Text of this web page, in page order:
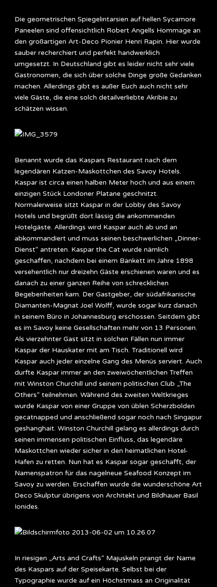
Die geometrischen Spiegelintarsien auf hellen Sycamore
Paneelen sind offensichtlich Robert Angells Hommage an
den großartigen Art-Deco Pionier Henri Rapin. Hier wurde
sauber recherchiert und perfekt handwerklich
umgesetzt. In Deutschland gibt es leider nicht sehr viele
Gastronomen, die sich über solche Dinge große Gedanken
machen. Allerdings gibt es außer Euch auch nicht sehr
viele Gäste, die eine solch detailverliebte Akribie zu
schätzen wissen.
Benannt wurde das Kaspars Restaurant nach dem
legendären Katzen-Maskottchen des Savoy Hotels.
Kaspar ist circa einen halben Meter hoch und aus einem
einzigen Stück Londoner Platane geschnitzt.
Normalerweise sitzt Kaspar in der Lobby des Savoy
Hotels und begrüßt dort lässig die ankommenden
Hotelgäste. Allerdings wird Kaspar auch ab und an
abkommandiert und muss seinen beschwerlichen „Dinner-
Dienst“ antreten. Kaspar the Cat wurde nämlich
geschaffen, nachdem bei einem Bankett im Jahre 1898
versehentlich nur dreizehn Gäste erschienen waren und es
danach zu einer ganzen Reihe von schrecklichen
Begebenheiten kam. Der Gastgeber, der südafrikanische
Diamanten-Magnat Joel Wolff, wurde sogar kurz danach
in seinem Büro in Johannesburg erschossen. Seitdem gibt
es im Savoy keine Gesellschaften mehr von 13 Personen.
Als vierzehnter Gast sitzt in solchen Fällen nun immer
Kaspar der Hauskater mit am Tisch. Traditionell wird
Kaspar auch jeder einzelne Gang des Menüs serviert. Auch
durfte Kaspar immer an den zweiwöchentlichen Treffen
mit Winston Churchill und seinem politischen Club „The
Others“ teilnehmen. Während des zweiten Weltkrieges
wurde Kaspar von einer Gruppe von üblen Scherzbolden
gecatnapped und anschließend sogar noch nach Singapur
geshanghait. Winston Churchill gelang es allerdings durch
seinen immensen politischen Einfluss, das legendäre
Maskottchen wieder sicher in den heimatlichen Hotel-
Hafen zu retten. Nun hat es Kaspar sogar geschafft, der
Namenspatron für das nagelneue Seafood Konzept im
Savoy zu werden. Erschaffen wurde die wunderschöne Art
Deco Skulptur übrigens von Architekt und Bildhauer Basil
Ionides.
In riesigen „Arts and Crafts“ Majuskeln prangt der Name
des Kaspars auf der Speisekarte. Selbst bei der
Typographie wurde auf ein Höchstmass an Originalität